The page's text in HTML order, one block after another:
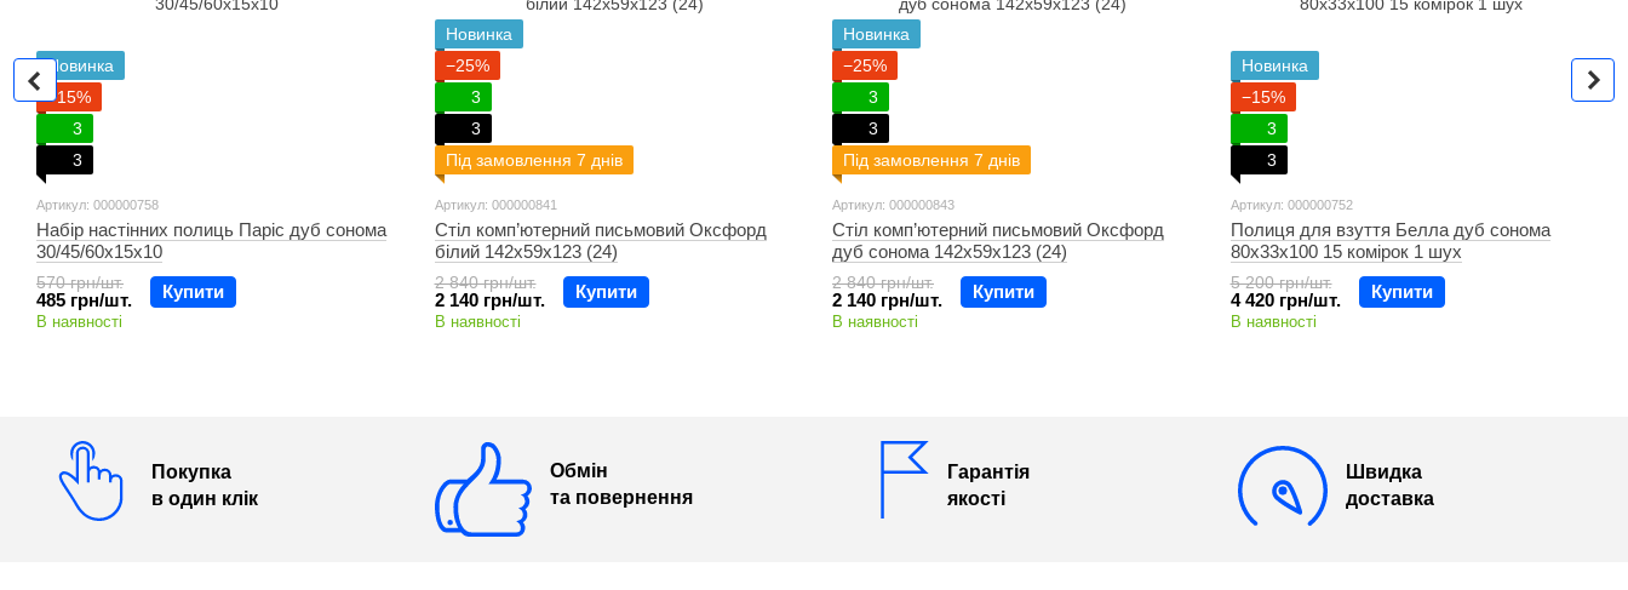
Новинка
−15%
3
3
Артикул: 000000758
Набір настінних полиць Паріс дуб сонома
30/45/60х15х10
570 грн/шт.
485 грн/шт. Купити
В наявності
Новинка
−25%
3
3
Під замовлення 7 днів
Артикул: 000000841
Стіл комп’ютерний письмовий Оксфорд
білий 142х59х123 (24)
2 840 грн/шт.
2 140 грн/шт. Купити
В наявності
Новинка
−25%
3
3
Під замовлення 7 днів
Артикул: 000000843
Стіл комп’ютерний письмовий Оксфорд
дуб сонома 142х59х123 (24)
2 840 грн/шт.
2 140 грн/шт. Купити
В наявності
Новинка
−15%
3
3
Артикул: 000000752
Полиця для взуття Белла дуб сонома
80х33х100 15 комірок 1 шух
5 200 грн/шт.
4 420 грн/шт. Купити
В наявності
Покупка
в один клік
Обмін
та повернення
Гарантія
якості
Швидка
доставка